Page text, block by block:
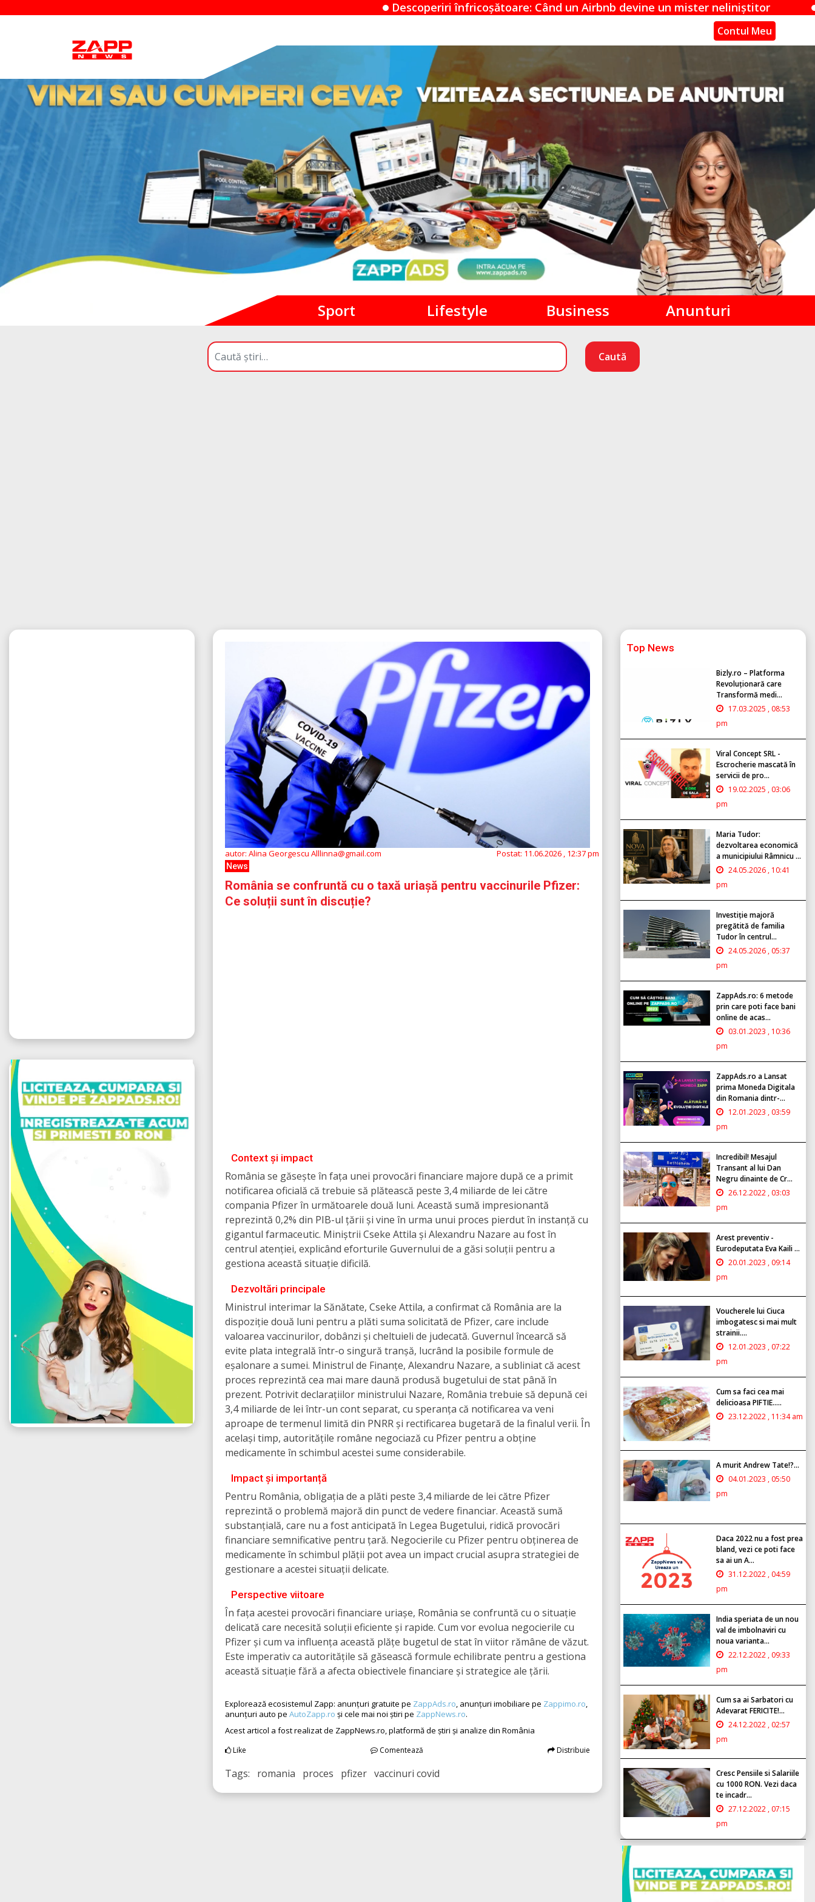
Descoperiri înfricoșătoare: Când un Airbnb devine un mister neliniștitor Acuzațiile Apple
Contul Meu
Sport Lifestyle Business Anunturi
Caută
autor: Alina Georgescu Alllinna@gmail.com Postat: 11.06.2026 , 12:37 pm
News
România se confruntă cu o taxă uriașă pentru vaccinurile Pfizer:
Ce soluții sunt în discuție?
Context și impact
România se găsește în fața unei provocări financiare majore după ce a primit
notificarea oficială că trebuie să plătească peste 3,4 miliarde de lei către
compania Pfizer în următoarele două luni. Această sumă impresionantă
reprezintă 0,2% din PIB-ul țării și vine în urma unui proces pierdut în instanță cu
gigantul farmaceutic. Miniștrii Cseke Attila și Alexandru Nazare au fost în
centrul atenției, explicând eforturile Guvernului de a găsi soluții pentru a
gestiona această situație dificilă.
Dezvoltări principale
Ministrul interimar la Sănătate, Cseke Attila, a confirmat că România are la
dispoziție două luni pentru a plăti suma solicitată de Pfizer, care include
valoarea vaccinurilor, dobânzi și cheltuieli de judecată. Guvernul încearcă să
evite plata integrală într-o singură tranșă, lucrând la posibile formule de
eșalonare a sumei. Ministrul de Finanțe, Alexandru Nazare, a subliniat că acest
proces reprezintă cea mai mare daună produsă bugetului de stat până în
prezent. Potrivit declarațiilor ministrului Nazare, România trebuie să depună cei
3,4 miliarde de lei într-un cont separat, cu speranța că notificarea va veni
aproape de termenul limită din PNRR și rectificarea bugetară de la finalul verii. În
același timp, autoritățile române negociază cu Pfizer pentru a obține
medicamente în schimbul acestei sume considerabile.
Impact și importanță
Pentru România, obligația de a plăti peste 3,4 miliarde de lei către Pfizer
reprezintă o problemă majoră din punct de vedere financiar. Această sumă
substanțială, care nu a fost anticipată în Legea Bugetului, ridică provocări
financiare semnificative pentru țară. Negocierile cu Pfizer pentru obținerea de
medicamente în schimbul plății pot avea un impact crucial asupra strategiei de
gestionare a acestei situații delicate.
Perspective viitoare
În fața acestei provocări financiare uriașe, România se confruntă cu o situație
delicată care necesită soluții eficiente și rapide. Cum vor evolua negocierile cu
Pfizer și cum va influența această plățe bugetul de stat în viitor rămâne de văzut.
Este imperativ ca autoritățile să găsească formule echilibrate pentru a gestiona
această situație fără a afecta obiectivele financiare și strategice ale țării.
Explorează ecosistemul Zapp: anunțuri gratuite pe ZappAds.ro , anunțuri imobiliare pe Zappimo.ro
anunțuri auto pe AutoZapp.ro și cele mai noi știri pe ZappNews.ro.
Acest articol a fost realizat de ZappNews.ro, platformă de știri și analize din România
Like Comentează Distribuie
Tags: romania proces pfizer vaccinuri covid
Top News
Bizly.ro – Platforma
Revoluționară care
Transformă medi...
17.03.2025 , 08:53
pm
Viral Concept SRL -
Escrocherie mascată în
servicii de pro...
19.02.2025 , 03:06
pm
Maria Tudor:
dezvoltarea economică
a municipiului Râmnicu ...
24.05.2026 , 10:41
pm
Investiție majoră
pregătită de familia
Tudor în centrul...
24.05.2026 , 05:37
pm
ZappAds.ro: 6 metode
prin care poti face bani
online de acas...
03.01.2023 , 10:36
pm
ZappAds.ro a Lansat
prima Moneda Digitala
din Romania dintr-...
12.01.2023 , 03:59
pm
Incredibil! Mesajul
Transant al lui Dan
Negru dinainte de Cr...
26.12.2022 , 03:03
pm
Arest preventiv -
Eurodeputata Eva Kaili ...
20.01.2023 , 09:14
pm
Voucherele lui Ciuca
imbogatesc si mai mult
strainii....
12.01.2023 , 07:22
pm
Cum sa faci cea mai
delicioasa PIFTIE.....
23.12.2022 , 11:34 am
A murit Andrew Tate!?...
04.01.2023 , 05:50
pm
Daca 2022 nu a fost prea
bland, vezi ce poti face
sa ai un A...
31.12.2022 , 04:59
pm
India speriata de un nou
val de imbolnaviri cu
noua varianta...
22.12.2022 , 09:33
pm
Cum sa ai Sarbatori cu
Adevarat FERICITE!...
24.12.2022 , 02:57
pm
Cresc Pensiile si Salariile
cu 1000 RON. Vezi daca
te incadr...
27.12.2022 , 07:15
pm